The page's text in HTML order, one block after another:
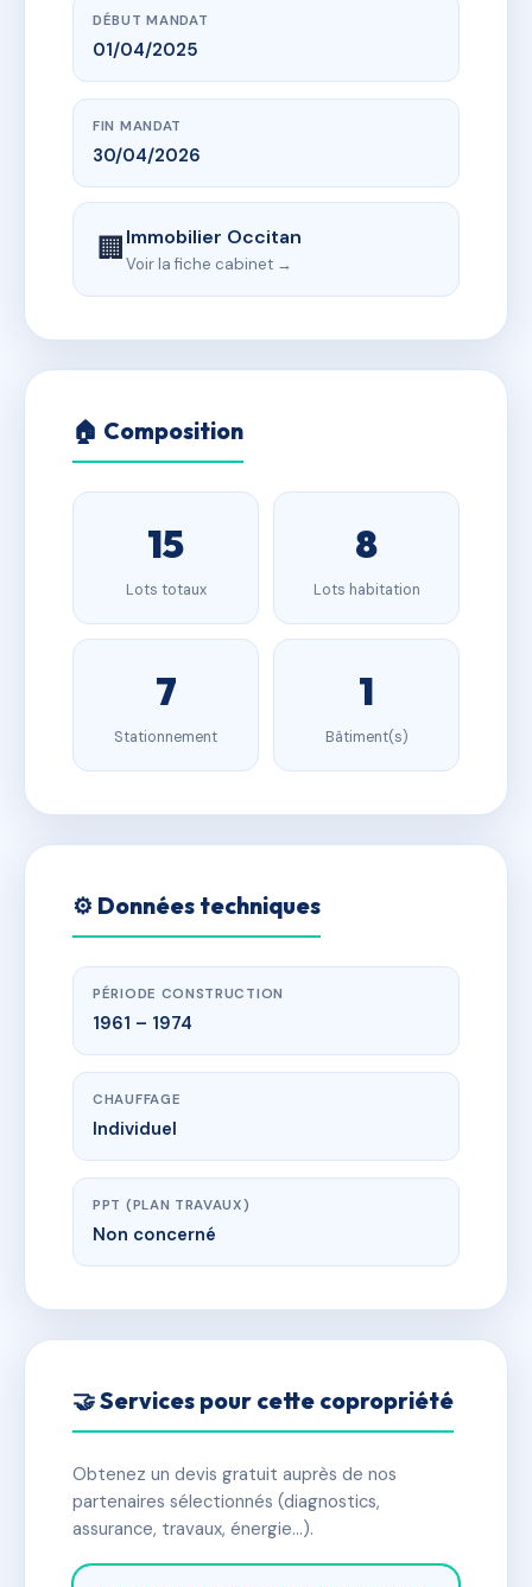
DÉBUT MANDAT
01/04/2025
FIN MANDAT
30/04/2026
🏢Immobilier Occitan
Voir la fiche cabinet →
🏠 Composition
15
Lots totaux
8
Lots habitation
7
Stationnement
1
Bâtiment(s)
⚙️ Données techniques
PÉRIODE CONSTRUCTION
1961 – 1974
CHAUFFAGE
Individuel
PPT (PLAN TRAVAUX)
Non concerné
🤝 Services pour cette copropriété
Obtenez un devis gratuit auprès de nos
partenaires sélectionnés (diagnostics,
assurance, travaux, énergie…).